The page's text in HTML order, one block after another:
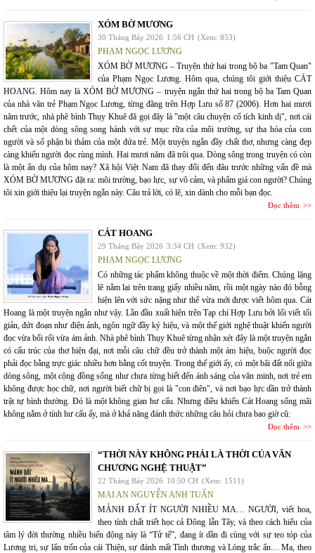
XÓM BỜ MƯƠNG
30 Tháng Bảy 2026 1:56 CH (Xem: 853)
PHẠM NGỌC LƯƠNG
XÓM BỜ MƯƠNG – Truyện thứ hai trong bộ ba "Tam Quan"
của Phạm Ngọc Lương. Hôm qua, chúng tôi giới thiệu CÁT
HOANG. Hôm nay là XÓM BỜ MƯƠNG – truyện ngắn thứ hai trong bộ ba Tam Quan
của nhà văn trẻ Phạm Ngọc Lương, từng đăng trên Hợp Lưu số 87 (2006). Hơn hai mươi
năm trước, nhà phê bình Thụy Khuê đã gọi đây là "một câu chuyện cổ tích kinh dị", nơi cái
chết của một dòng sông song hành với sự mục rữa của môi trường, sự tha hóa của con
người và số phận bi thảm của một đứa trẻ. Một truyện ngắn đầy chất thơ, nhưng càng đẹp
càng khiến người đọc rùng mình. Hai mươi năm đã trôi qua. Dòng sông trong truyện có còn
là một ẩn dụ của hôm nay? Xã hội Việt Nam đã thay đổi đến đâu trước những vấn đề mà
XÓM BỜ MƯƠNG đặt ra: môi trường, bạo lực, sự vô cảm, và phẩm giá con người? Chúng
tôi xin giới thiệu lại truyện ngắn này. Câu trả lời, có lẽ, xin dành cho mỗi bạn đọc.
Đọc thêm
CÁT HOANG
29 Tháng Bảy 2026 3:34 CH (Xem: 932)
PHẠM NGỌC LƯƠNG
Có những tác phẩm không thuộc về một thời điểm. Chúng lặng
lẽ nằm lại trên trang giấy nhiều năm, rồi một ngày nào đó bỗng
hiện lên với sức nặng như thể vừa mới được viết hôm qua. Cát
Hoang là một truyện ngắn như vậy. Lần đầu xuất hiện trên Tạp chí Hợp Lưu bởi lối viết tối
giản, đứt đoạn như điện ảnh, ngôn ngữ đầy ký hiệu, và một thế giới nghệ thuật khiến người
đọc vừa bối rối vừa ám ảnh. Nhà phê bình Thụy Khuê từng nhận xét đây là một truyện ngắn
có cấu trúc của thơ hiện đại, nơi mỗi câu chữ đều trở thành một ám hiệu, buộc người đọc
phải đọc bằng trực giác nhiều hơn bằng cốt truyện. Trong thế giới ấy, có một bãi đất nổi giữa
dòng sông, một cộng đồng sống như chưa từng biết đến ánh sáng của văn minh, nơi trẻ em
không được học chữ, nơi người biết chữ bị gọi là "con điên", và nơi bạo lực dần trở thành
trật tự bình thường. Đó là một không gian hư cấu. Nhưng điều khiến Cát Hoang sống mãi
không nằm ở tính hư cấu ấy, mà ở khả năng đánh thức những câu hỏi chưa bao giờ cũ:
Đọc thêm
“THỜI NÀY KHÔNG PHẢI LÀ THỜI CỦA VĂN
CHƯƠNG NGHỆ THUẬT”
22 Tháng Bảy 2026 10:50 CH (Xem: 1511)
MAI AN NGUYỄN ANH TUẤN
MẢNH ĐẤT ÍT NGƯỜI NHIỀU MA… NGƯỜI, viết hoa,
theo tính chất triết học cả Đông lẫn Tây, và theo cách hiểu của
tâm lý đời thường nhiều biến động này là “Tử tế”, đang ít dần đi cùng với sự teo tóp của
Lương tri, sự lẩn trốn của cái Thiện, sự đánh mất Tình thương và Lòng trắc ẩn… Ma, theo